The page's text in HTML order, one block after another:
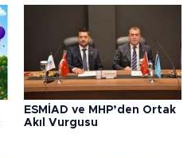
ESMİAD ve MHP’den Ortak
Akıl Vurgusu